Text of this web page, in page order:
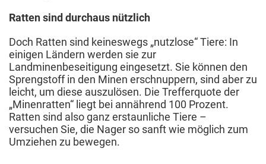
Ratten sind durchaus nützlich
Doch Ratten sind keineswegs „nutzlose“ Tiere: In
einigen Ländern werden sie zur
Landminenbeseitigung eingesetzt. Sie können den
Sprengstoff in den Minen erschnuppern, sind aber zu
leicht, um diese auszulösen. Die Trefferquote der
„Minenratten“ liegt bei annährend 100 Prozent.
Ratten sind also ganz erstaunliche Tiere –
versuchen Sie, die Nager so sanft wie möglich zum
Umziehen zu bewegen.